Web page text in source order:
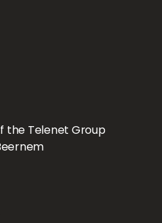
the Telenet Group